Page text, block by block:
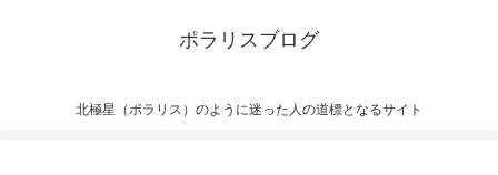
ポラリスブログ
北極星（ポラリス）のように迷った人の道標となるサイト